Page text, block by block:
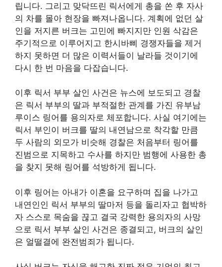
립니다. 그리고 맞닥뜨린 릭서에게 총을 쏜 후 자사
의 차를 몰아 현장을 빠져나옵니다. 계획에 없던 살
인을 저지른 버크는 고민에 빠지지만 인원 삭감은
주기적으로 이루어지고 한시바삐 경쟁자들을 제거
하지 못하면 더 많은 이력서들이 날라들 것이기에
다시 한 번 마음을 다잡습니다.
이후 릭서 부부 살인 사건은 뉴스에 보도되고 경찰
은 릭서 부부의 딸과 부적절한 관계를 가진 유부남
루이스 링어를 용의자로 체포합니다. 사실 여기에는
릭서 부인이 버크를 딸의 내연남으로 착각할 만큼
두 사람의 외모가 비슷해 경찰은 처음부터 링어를
진범으로 지목하고 수사를 하지만 범행에 사용한 총
을 찾지 못해 링어를 석방하게 됩니다.
이후 링어는 아내가 이혼을 요구하며 집을 나가고
내연인인 릭서 부부의 딸마저 등을 돌리자고 협박하
자 스스로 목숨을 끊고 결국 강력한 용의자의 사망
으로 릭서 부부 살인 사건은 종결되고, 버크의 살인
은 얼떨결에 완전범죄가 됩니다.